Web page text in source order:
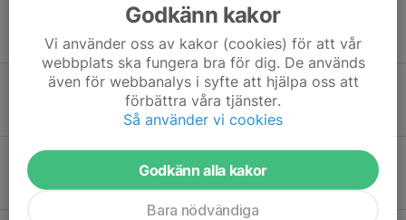
BK Fram vit - Vallåkra IF
Exercisfältet E-fältet 7-manna 1
-
Mån 12
Vallåkra IF - Borstahusens BK
Vallhaga IP B-plan 7-manna
Mån 12
18:30
Vallåkra IF - Borstahusens BK
Vallhaga IP B-plan 7-manna
-
Godkänn kakor
Vi använder oss av kakor (cookies) för att vår
webbplats ska fungera bra för dig. De används
även för webbanalys i syfte att hjälpa oss att
förbättra våra tjänster.
Så använder vi cookies
Godkänn alla kakor
Bara nödvändiga